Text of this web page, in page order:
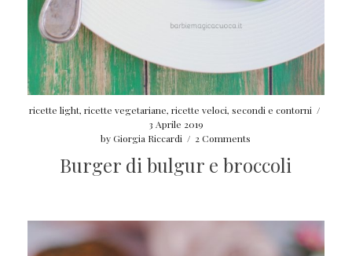
ricette light,ricette vegetariane,ricette veloci,secondi e contorni /
3 Aprile 2019
byGiorgia Riccardi / 2 Comments
Burger di bulgur e broccoli